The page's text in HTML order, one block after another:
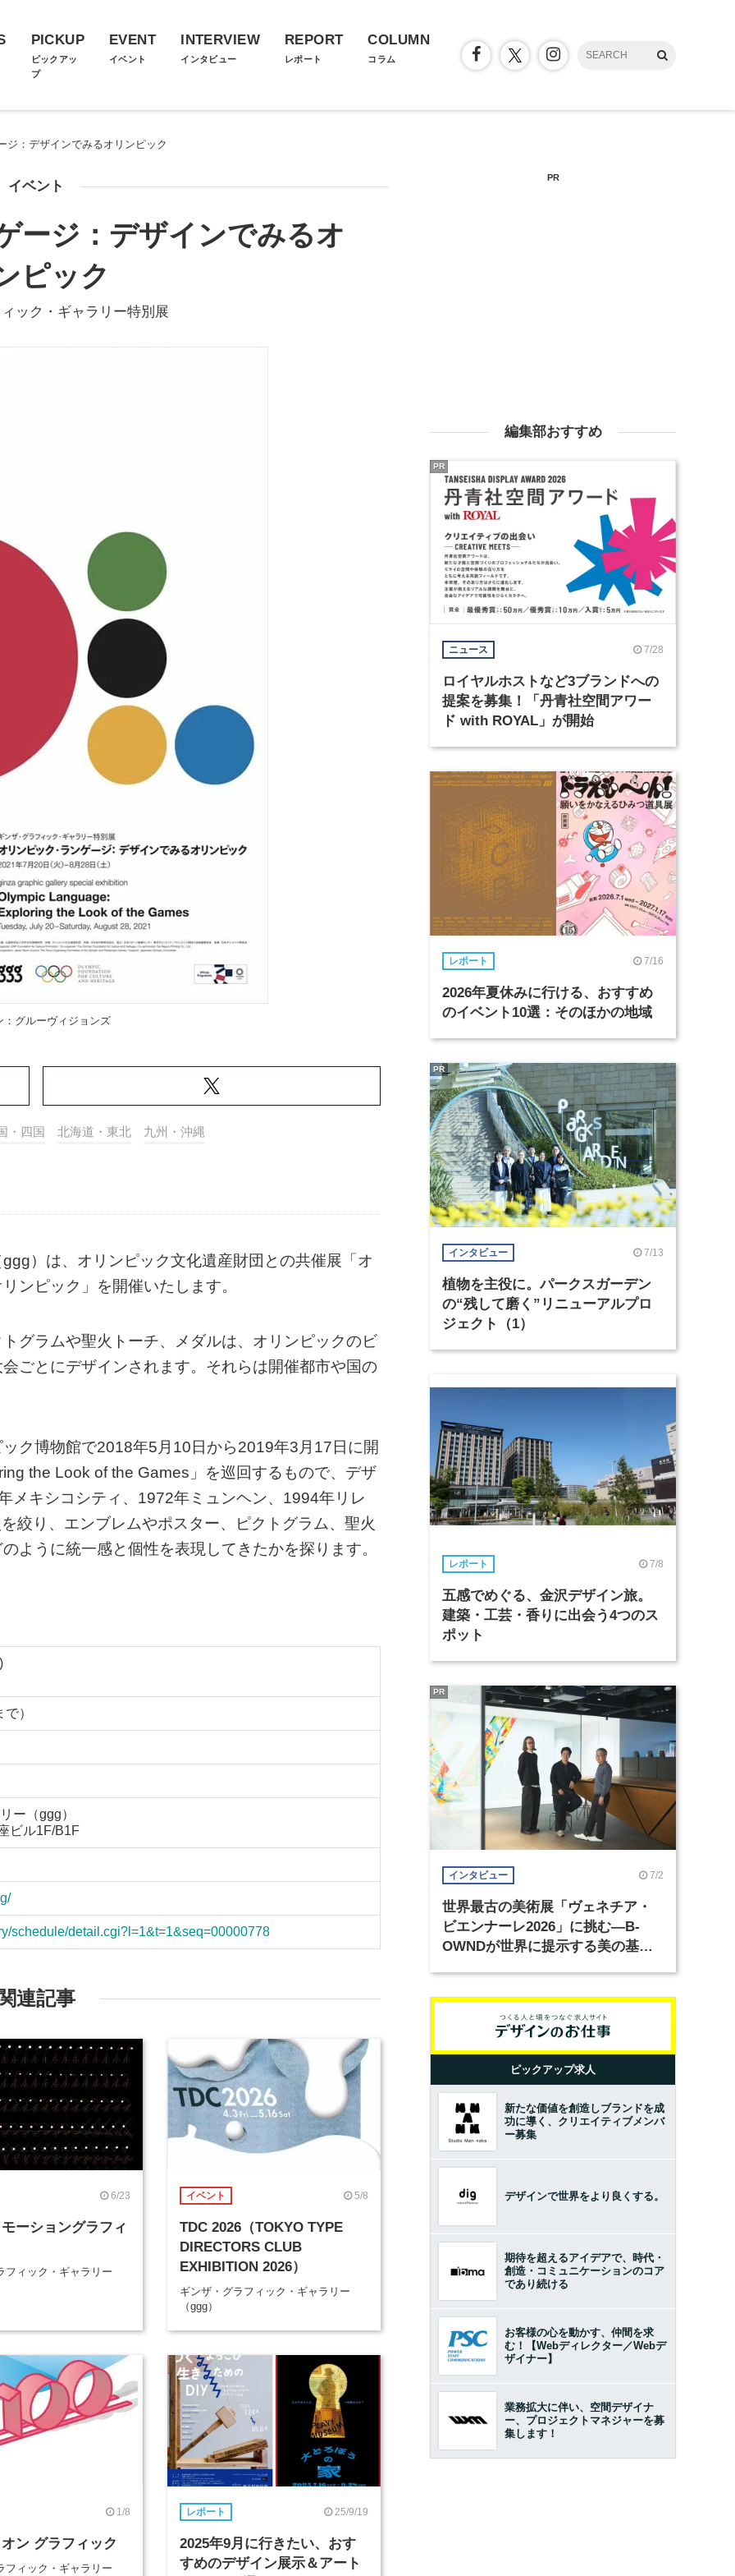
PICKUP
ピックアッ
プ
EVENT
イベント
INTERVIEW
インタビュー
REPORT
レポート
COLUMN
コラム
ジ：デザインでみるオリンピック
イベント
ージ：デザインでみるオ
ピック
ック・ギャラリー特別展
：グルーヴィジョンズ
・四国 北海道・東北 九州・沖縄
）は、オリンピック文化遺産財団との共催展「オ
ンピック」を開催いたします。
グラムや聖火トーチ、メダルは、オリンピックのビ
ごとにデザインされます。それらは開催都市や国の
ク博物館で2018年5月10日から2019年3月17日に開
the Look of the Games」を巡回するもので、デザ
メキシコシティ、1972年ミュンヘン、1994年リレ
絞り、エンブレムやポスター、ピクトグラム、聖火
ように統一感と個性を表現してきたかを探ります。
）
ー（ggg）
ビル1F/B1F
schedule/detail.cgi?l=1&t=1&seq=00000778
連記事
6/23
ーショングラフィ
フィック・ギャラリー
イベント 5/8
TDC 2026（TOKYO TYPE
DIRECTORS CLUB
EXHIBITION 2026）
ギンザ・グラフィック・ギャラリー
（ggg）
1/8
ン グラフィック
フィック・ギャラリー
レポート 25/9/19
2025年9月に行きたい、おす
すめのデザイン展示＆アート
PR
編集部おすすめ
ニュース 7/28
ロイヤルホストなど3ブランドへの
提案を募集！「丹青社空間アワー
ド with ROYAL」が開始
PR
レポート 7/16
2026年夏休みに行ける、おすすめ
のイベント10選：そのほかの地域
インタビュー 7/13
植物を主役に。パークスガーデン
の“残して磨く”リニューアルプロ
ジェクト（1）
PR
レポート 7/8
五感でめぐる、金沢デザイン旅。
建築・工芸・香りに出会う4つのス
ポット
インタビュー 7/2
世界最古の美術展「ヴェネチア・
ビエンナーレ2026」に挑む―B-
OWNDが世界に提示する美の基準
PR
ピックアップ求人
新たな価値を創造しブランドを成
功に導く、クリエイティブメンバ
ー募集
デザインで世界をより良くする。
期待を超えるアイデアで、時代・
創造・コミュニケーションのコア
であり続ける
お客様の心を動かす、仲間を求
む！【Webディレクター／Webデ
ザイナー】
業務拡大に伴い、空間デザイナ
ー、プロジェクトマネジャーを募
集します！